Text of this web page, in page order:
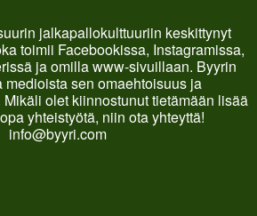
jalkapallokulttuuriin keskittynyt
toimii Facebookissa, Instagramissa,
ja omilla www-sivuillaan. Byyrin
medioista sen omaehtoisuus ja
olet kiinnostunut tietämään lisää
yhteistyötä, niin ota yhteyttä!
info@byyri.com